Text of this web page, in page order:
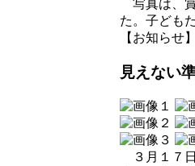
写真は、
た。子ども
【お知らせ
見えない
３月１７